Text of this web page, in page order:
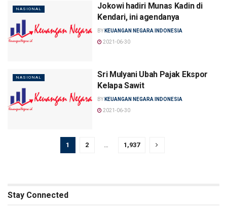
NASIONAL
Jokowi hadiri Munas Kadin di
Kendari, ini agendanya
BY KEUANGAN NEGARA INDONESIA
2021-06-30
NASIONAL
Sri Mulyani Ubah Pajak Ekspor
Kelapa Sawit
BY KEUANGAN NEGARA INDONESIA
2021-06-30
1 2 … 1,937
Stay Connected